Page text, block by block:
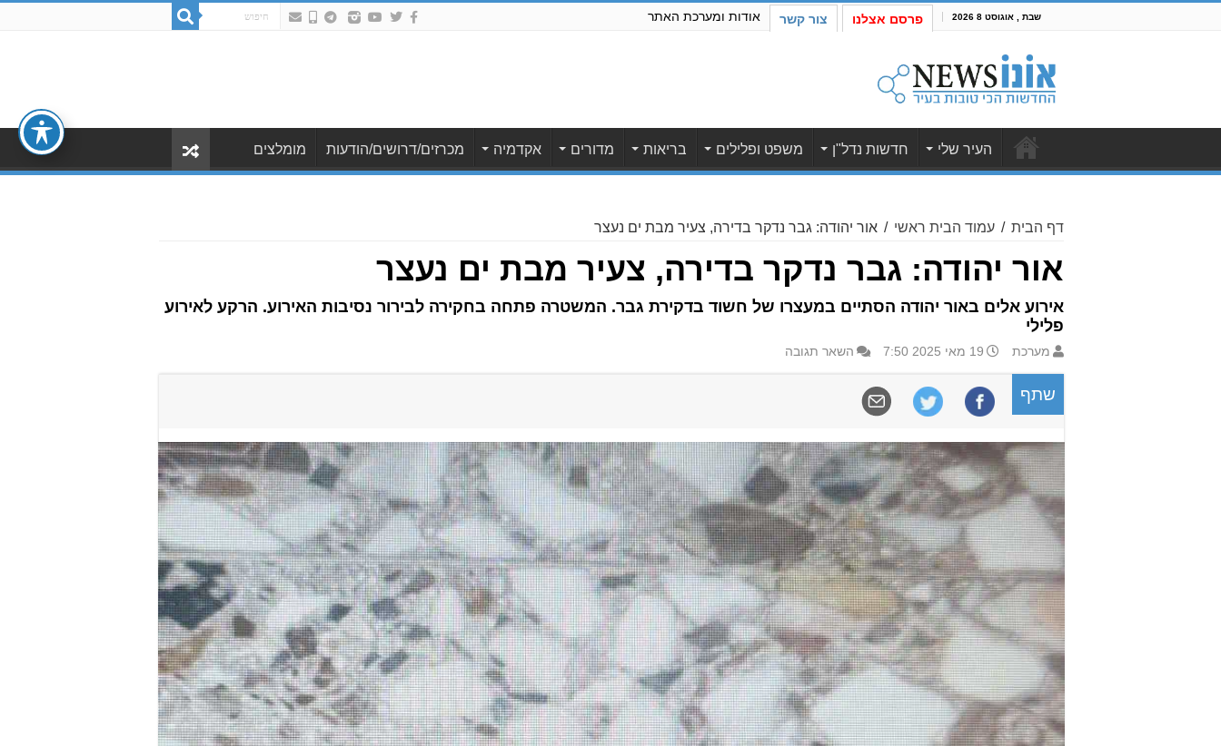
שבת , אוגוסט 8 2026 פרסם אצלנו צור קשר אודות ומערכת האתר
העיר שלי חדשות נדל"ן משפט ופלילים בריאות מדורים אקדמיה מכרזים/דרושים/הודעות מומלצים
דף הבית / עמוד הבית ראשי / אור יהודה: גבר נדקר בדירה, צעיר מבת ים נעצר
אור יהודה: גבר נדקר בדירה, צעיר מבת ים נעצר
אירוע אלים באור יהודה הסתיים במעצרו של חשוד בדקירת גבר. המשטרה פתחה בחקירה לבירור נסיבות האירוע. הרקע לאירוע
פלילי
מערכת 19 מאי 2025 7:50 השאר תגובה
שתף